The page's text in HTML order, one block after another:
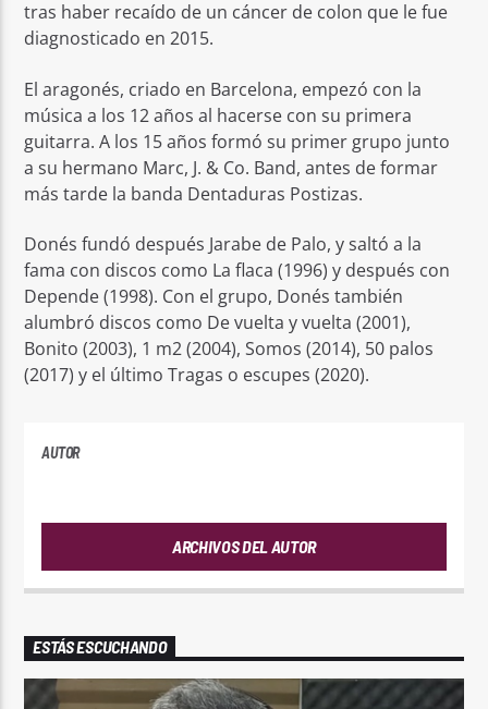
tras haber recaído de un cáncer de colon que le fue
diagnosticado en 2015.
El aragonés, criado en Barcelona, empezó con la
música a los 12 años al hacerse con su primera
guitarra. A los 15 años formó su primer grupo junto
a su hermano Marc, J. & Co. Band, antes de formar
más tarde la banda Dentaduras Postizas.
Donés fundó después Jarabe de Palo, y saltó a la
fama con discos como La flaca (1996) y después con
Depende (1998). Con el grupo, Donés también
alumbró discos como De vuelta y vuelta (2001),
Bonito (2003), 1 m2 (2004), Somos (2014), 50 palos
(2017) y el último Tragas o escupes (2020).
AUTOR
ARCHIVOS DEL AUTOR
ESTÁS ESCUCHANDO